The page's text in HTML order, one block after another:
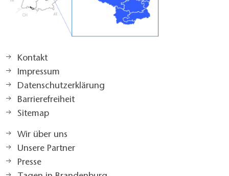
Kontakt
Impressum
Datenschutzerklärung
Barrierefreiheit
Sitemap
Wir über uns
Unsere Partner
Presse